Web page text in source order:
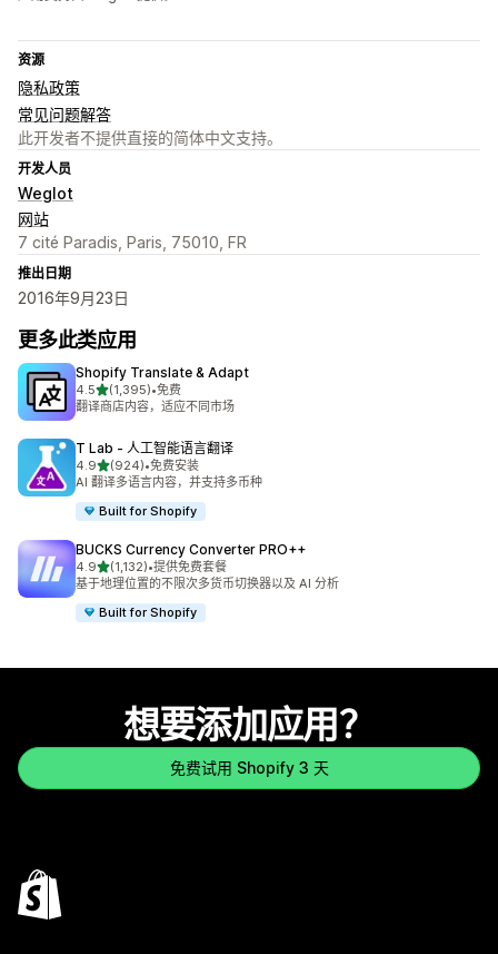
资源
隐私政策
常见问题解答
此开发者不提供直接的简体中文支持。
开发人员
Weglot
网站
7 cité Paradis, Paris, 75010, FR
推出日期
2016年9月23日
更多此类应用
Shopify Translate & Adapt
4.5星（满分 5 星）
(1,395)
总共 1395 条评论
•免费
翻译商店内容，适应不同市场
T Lab ‑ 人工智能语言翻译
4.9星（满分 5 星）
(924)
总共 924 条评论
•免费安装
AI 翻译多语言内容，并支持多币种
Built for Shopify
BUCKS Currency Converter PRO++
4.9星（满分 5 星）
(1,132)
总共 1132 条评论
•提供免费套餐
基于地理位置的不限次多货币切换器以及 AI 分析
Built for Shopify
想要添加应用？
免费试用 Shopify 3 天